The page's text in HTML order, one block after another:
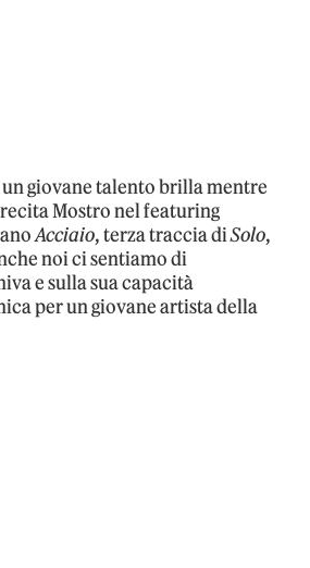
giovane talento brilla mentre
recita Mostro nel featuring
Acciaio, terza traccia diSolo,
noi ci sentiamo di
e sulla sua capacità
per un giovane artista della